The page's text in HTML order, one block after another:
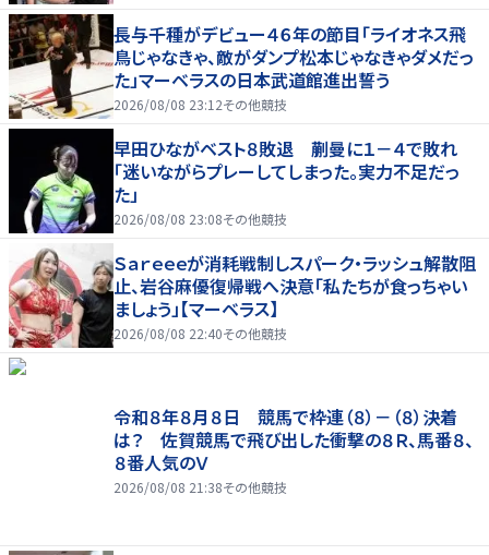
長与千種がデビュー４６年の節目「ライオネス飛
鳥じゃなきゃ、敵がダンプ松本じゃなきゃダメだっ
た」マーベラスの日本武道館進出誓う
2026/08/08 23:12その他競技
早田ひながベスト８敗退 蒯曼に１－４で敗れ
「迷いながらプレーしてしまった。実力不足だっ
た」
2026/08/08 23:08その他競技
Ｓａｒｅｅｅが消耗戦制しスパーク・ラッシュ解散阻
止、岩谷麻優復帰戦へ決意「私たちが食っちゃい
ましょう」【マーベラス】
2026/08/08 22:40その他競技
令和８年８月８日 競馬で枠連（８）－（８）決着
は？ 佐賀競馬で飛び出した衝撃の８Ｒ、馬番８、
８番人気のＶ
2026/08/08 21:38その他競技